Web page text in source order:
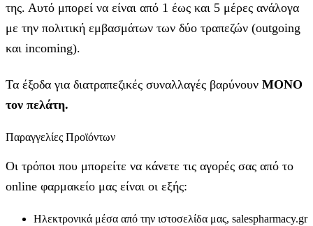
της. Αυτό μπορεί να είναι από 1 έως και 5 μέρες ανάλογα
με την πολιτική εμβασμάτων των δύο τραπεζών (outgoing
και incoming).
Τα έξοδα για διατραπεζικές συναλλαγές βαρύνουν MONO
τον πελάτη.
Παραγγελίες Προϊόντων
Οι τρόποι που μπορείτε να κάνετε τις αγορές σας από το
online φαρμακείο μας είναι οι εξής:
Ηλεκτρονικά μέσα από την ιστοσελίδα μας, salespharmacy.gr